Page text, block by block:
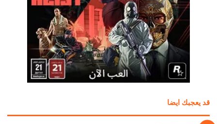
قد يعجبك ايضا